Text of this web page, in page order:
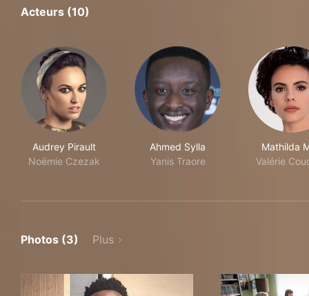
Acteurs (10)
Audrey Pirault
Noëmie Czezak
Ahmed Sylla
Yanis Traore
Mathilda
Valérie
Photos (3) Plus